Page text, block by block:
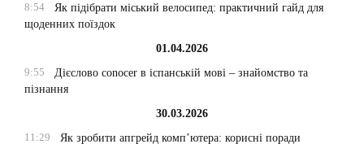
8:54
Як підібрати міський велосипед: практичний гайд для
щоденних поїздок
01.04.2026
9:55
Дієслово conocer в іспанській мові – знайомство та
пізнання
30.03.2026
11:29
Як зробити апгрейд комп’ютера: корисні поради